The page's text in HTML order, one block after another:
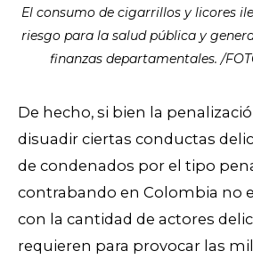
El consumo de cigarrillos y licores
riesgo para la salud pública y
finanzas departamentales. /
De hecho, si bien la
disuadir ciertas conductas
de condenados por el tipo
contrabando en Colombia no
con la cantidad de actores
requieren para provocar las